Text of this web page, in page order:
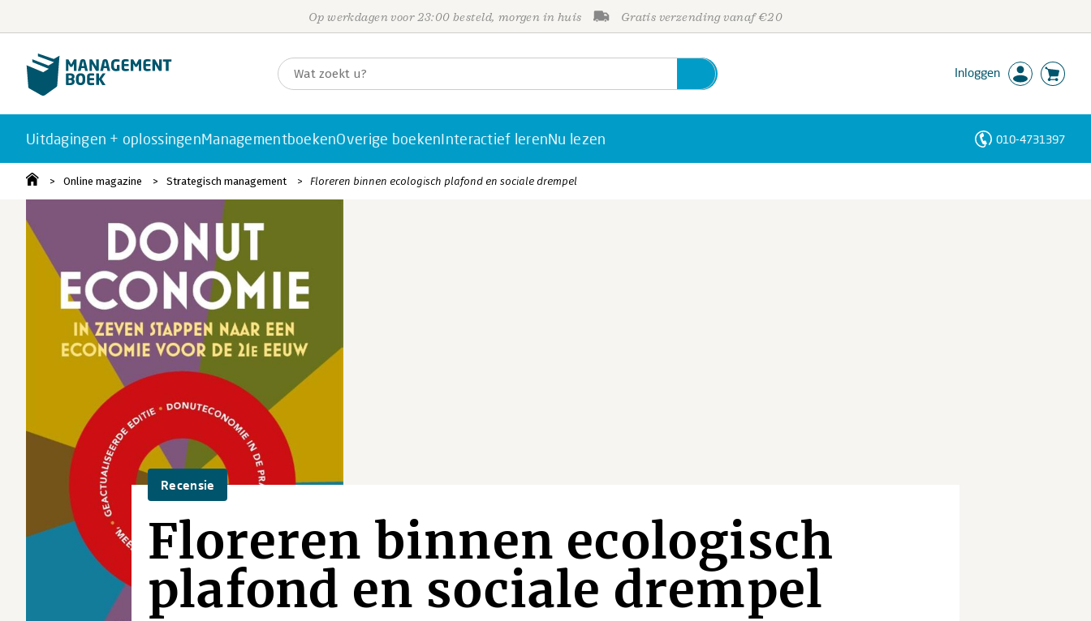
Op werkdagen voor 23:00 besteld, morgen in huis Gratis verzending vanaf €20
Inloggen
Uitdagingen + oplossingenManagementboekenOverige boekenInteractief lerenNu lezen 010-4731397
Online magazine Strategisch management Floreren binnen ecologisch plafond en sociale drempel
Recensie
Floreren binnen ecologisch
plafond en sociale drempel
Personen